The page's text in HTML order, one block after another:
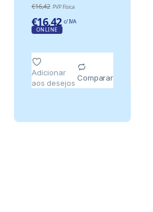
€16,42 PVP Física
€16,42 c/ IVA
ONLINE
Adicionar
aos desejos
Comparar